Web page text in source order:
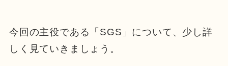
今回の主役である「SGS」について、少し詳
しく見ていきましょう。